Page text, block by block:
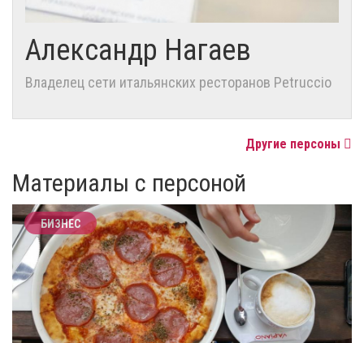
Александр Нагаев
Владелец сети итальянских ресторанов Petruccio
Другие персоны
Материалы с персоной
БИЗНЕС